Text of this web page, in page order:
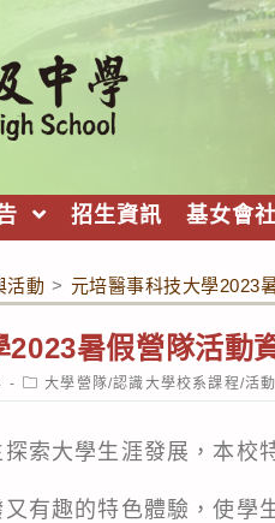
招生資訊 基女會社
活動 > 元培醫事科技大學2023
2023暑假營隊活動
Post
category:
大學營隊/認識大學校系課程/活動
索大學生涯發展，本校
有趣的特色體驗，使學